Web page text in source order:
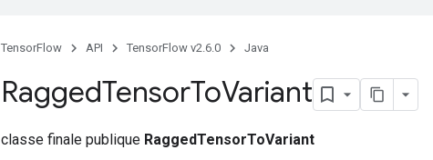
TensorFlow API TensorFlow v2.6.0 Java
RaggedTensorToVariant
classe finale publique RaggedTensorToVariant